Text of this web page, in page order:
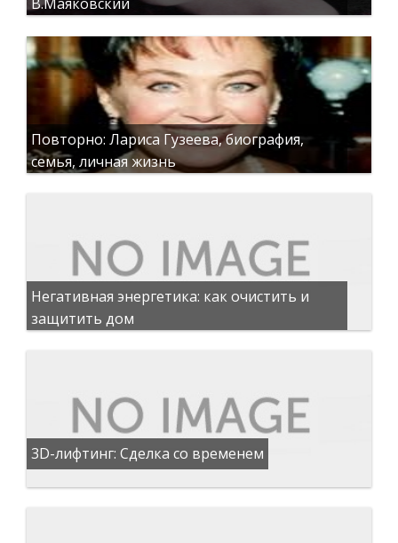
Повторно: Лариса Гузеева, биография,
семья, личная жизнь
Негативная энергетика: как очистить и
защитить дом
3D-лифтинг: Сделка со временем